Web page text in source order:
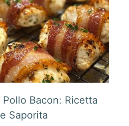
Bacon: Ricetta
Saporita